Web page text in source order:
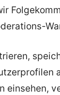
einsehen,